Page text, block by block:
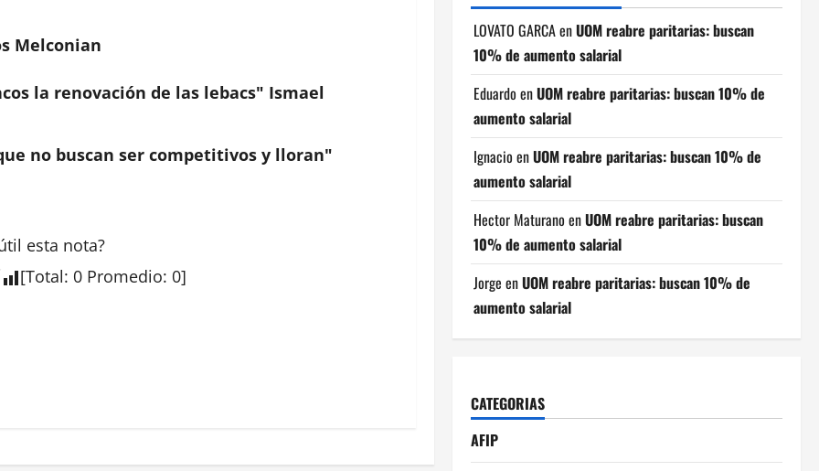
Melconian
la renovación de las lebacs" Ismael
no buscan ser competitivos y lloran"
esta nota?
[Total: 0 Promedio: 0]
LOVATO GARCAenUOM reabre paritarias: buscan
10% de aumento salarial
Eduardo enUOM reabre paritarias: buscan 10% de
aumento salarial
Ignacio enUOM reabre paritarias: buscan 10% de
aumento salarial
Hector Maturano enUOM reabre paritarias: buscan
10% de aumento salarial
Jorge enUOM reabre paritarias: buscan 10% de
aumento salarial
CATEGORIAS
AFIP